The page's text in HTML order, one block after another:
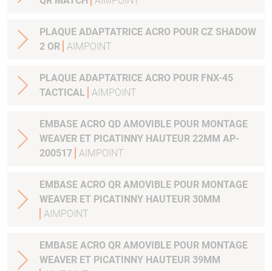
PLAQUE ADAPTATRICE ACRO POUR CZ SHADOW
2 OR AIMPOINT
PLAQUE ADAPTATRICE ACRO POUR FNX-45
TACTICAL
AIMPOINT
EMBASE ACRO QD AMOVIBLE POUR MONTAGE
WEAVER ET PICATINNY HAUTEUR 22MM AP-
200517 AIMPOINT
EMBASE ACRO QR AMOVIBLE POUR MONTAGE
WEAVER ET PICATINNY HAUTEUR 30MM
AIMPOINT
EMBASE ACRO QR AMOVIBLE POUR MONTAGE
WEAVER ET PICATINNY HAUTEUR 39MM